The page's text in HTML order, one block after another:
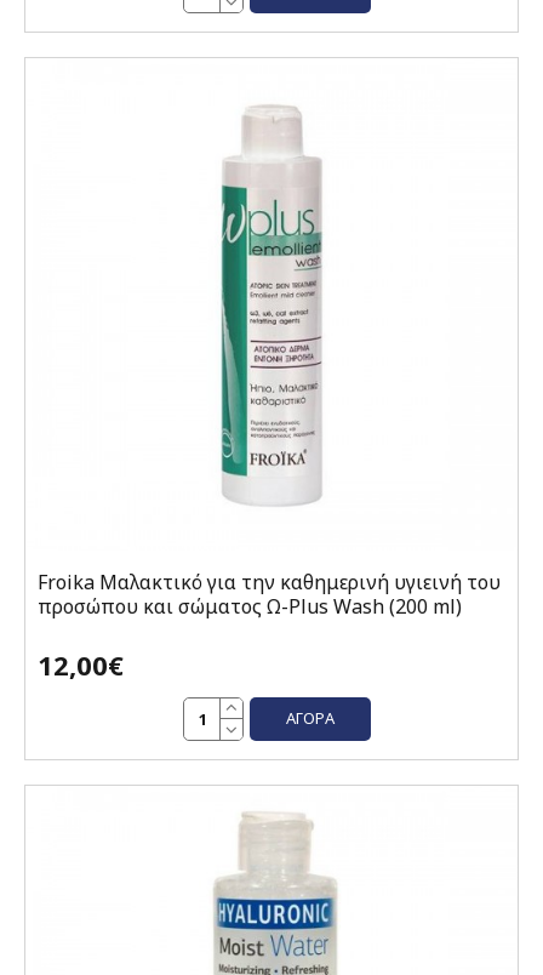
Froika Μαλακτικό για την καθημερινή υγιεινή του
προσώπου και σώματος Ω-Plus Wash (200 ml)
12,00€
ΑΓΟΡΆ